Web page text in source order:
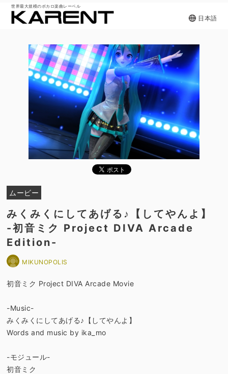
世界最大規模のボカロ楽曲レーベル
日本語
ムービー
みくみくにしてあげる♪【してやんよ】
-初音ミク Project DIVA Arcade
Edition-
MIKUNOPOLIS
初音ミク Project DIVA Arcade Movie
-Music-
みくみくにしてあげる♪【してやんよ】
Words and music by ika_mo
-モジュール-
初音ミク